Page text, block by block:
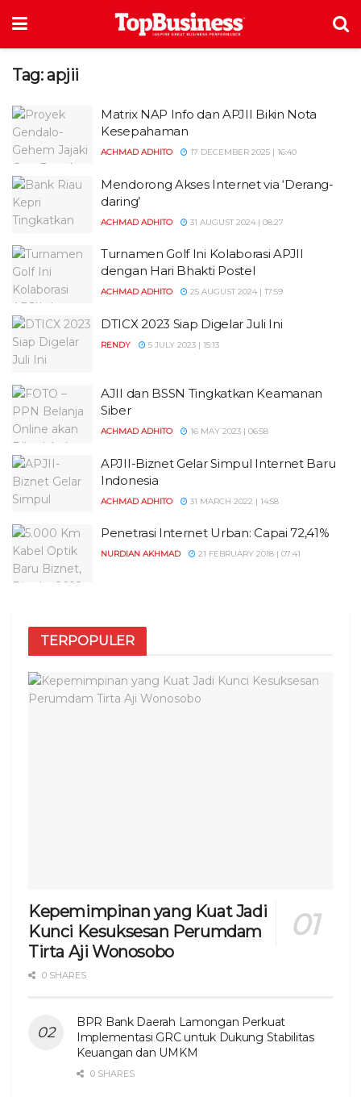
Tag:apjii
Matrix NAP Info dan APJII Bikin Nota
Kesepahaman
ACHMAD ADHITO 17 DECEMBER 2025 | 16:40
Mendorong Akses Internet via ‘Derang-
daring’
ACHMAD ADHITO 31 AUGUST 2024 | 08:27
Turnamen Golf Ini Kolaborasi APJII
dengan Hari Bhakti Postel
ACHMAD ADHITO 25 AUGUST 2024 | 17:59
DTICX 2023 Siap Digelar Juli Ini
RENDY 5 JULY 2023 | 15:13
AJII dan BSSN Tingkatkan Keamanan
Siber
ACHMAD ADHITO 16 MAY 2023 | 06:58
APJII-Biznet Gelar Simpul Internet Baru
Indonesia
ACHMAD ADHITO 31 MARCH 2022 | 14:58
Penetrasi Internet Urban: Capai 72,41%
NURDIAN AKHMAD 21 FEBRUARY 2018 | 07:41
TERPOPULER
Kepemimpinan yang Kuat Jadi
Kunci Kesuksesan Perumdam
Tirta Aji Wonosobo
0 SHARES
BPR Bank Daerah Lamongan Perkuat
Implementasi GRC untuk Dukung Stabilitas
Keuangan dan UMKM
0 SHARES